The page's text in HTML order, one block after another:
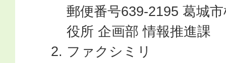
郵便番号639-2195 葛城
役所 企画部 情報推進課
ファクシミリ